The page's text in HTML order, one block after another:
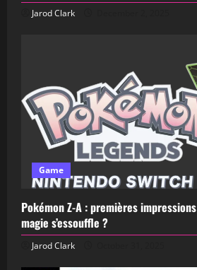
Jarod Clark
Game
Pokémon Z-A : premières
magie s’essouffle ?
Jarod Clark